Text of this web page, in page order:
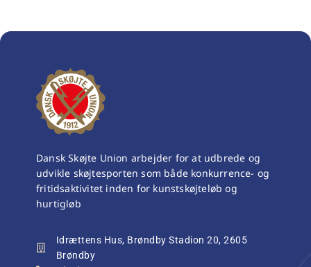
Dansk Skøjte Union arbejder for at udbrede og
udvikle skøjtesporten som både konkurrence- og
fritidsaktivitet inden for kunstskøjteløb og
hurtigløb
Idrættens Hus, Brøndby Stadion 20, 2605
Brøndby